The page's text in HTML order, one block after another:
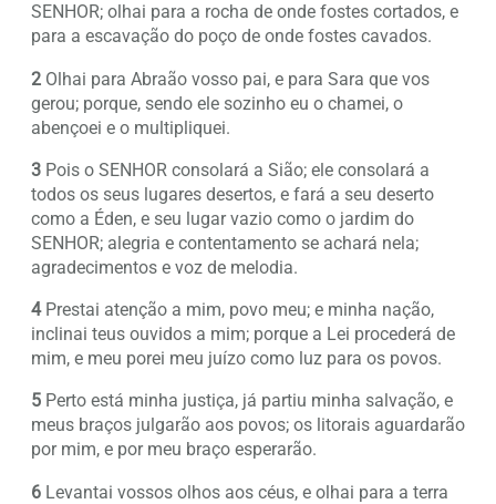
SENHOR; olhai para a rocha de onde fostes cortados, e
para a escavação do poço de onde fostes cavados.
2 Olhai para Abraão vosso pai, e para Sara que vos
gerou; porque, sendo ele sozinho eu o chamei, o
abençoei e o multipliquei.
3 Pois o SENHOR consolará a Sião; ele consolará a
todos os seus lugares desertos, e fará a seu deserto
como a Éden, e seu lugar vazio como o jardim do
SENHOR; alegria e contentamento se achará nela;
agradecimentos e voz de melodia.
4Prestai atenção a mim, povo meu; e minha nação,
inclinai teus ouvidos a mim; porque a Lei procederá de
mim, e meu porei meu juízo como luz para os povos.
5 Perto está minha justiça, já partiu minha salvação, e
meus braços julgarão aos povos; os litorais aguardarão
por mim, e por meu braço esperarão.
6 Levantai vossos olhos aos céus, e olhai para a terra